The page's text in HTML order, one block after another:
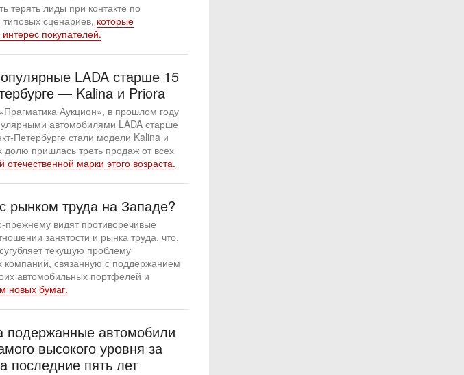
терять лиды при контакте по
сценариев, которые
покупателей.
LADA старше 15
— Kalina и Priora
Аукцион», в прошлом году
автомобилями LADA старше
Петербурге стали модели Kalina и
долю пришлась треть продаж от всех
отечественной марки этого возраста.
рынком труда на Западе?
прежнему видят противоречивые
занятости и рынка труда, что,
текущую проблему
связанную с поддержанием
автомобильных портфелей и
новых бумаг.
подержанные автомобили
высокого уровня за
последние пять лет